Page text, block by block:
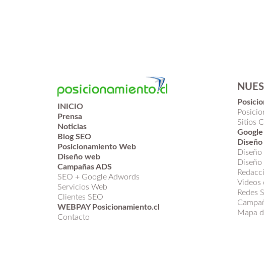
INICIO
Prensa
Noticias
Blog SEO
Posicionamiento Web
Diseño web
Campañas ADS
SEO + Google Adwords
Servicios Web
Clientes SEO
WEBPAY Posicionamiento.cl
Contacto
Sitios
Google
Diseño
Diseño
Videos
Redes
Mapa